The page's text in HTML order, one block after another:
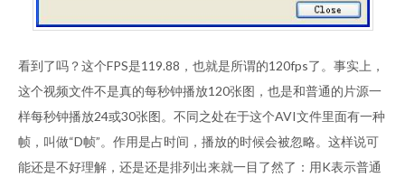
看到了吗？这个FPS是119.88，也就是所谓的120fps了。事实上，
这个视频文件不是真的每秒钟播放120张图，也是和普通的片源一
样每秒钟播放24或30张图。不同之处在于这个AVI文件里面有一种
帧，叫做“D帧”。作用是占时间，播放的时候会被忽略。这样说可
能还是不好理解，还是还是排列出来就一目了然了：用K表示普通